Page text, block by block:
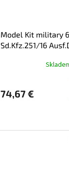
Model Kit military
Sd.Kfz.251/16
74,67 €